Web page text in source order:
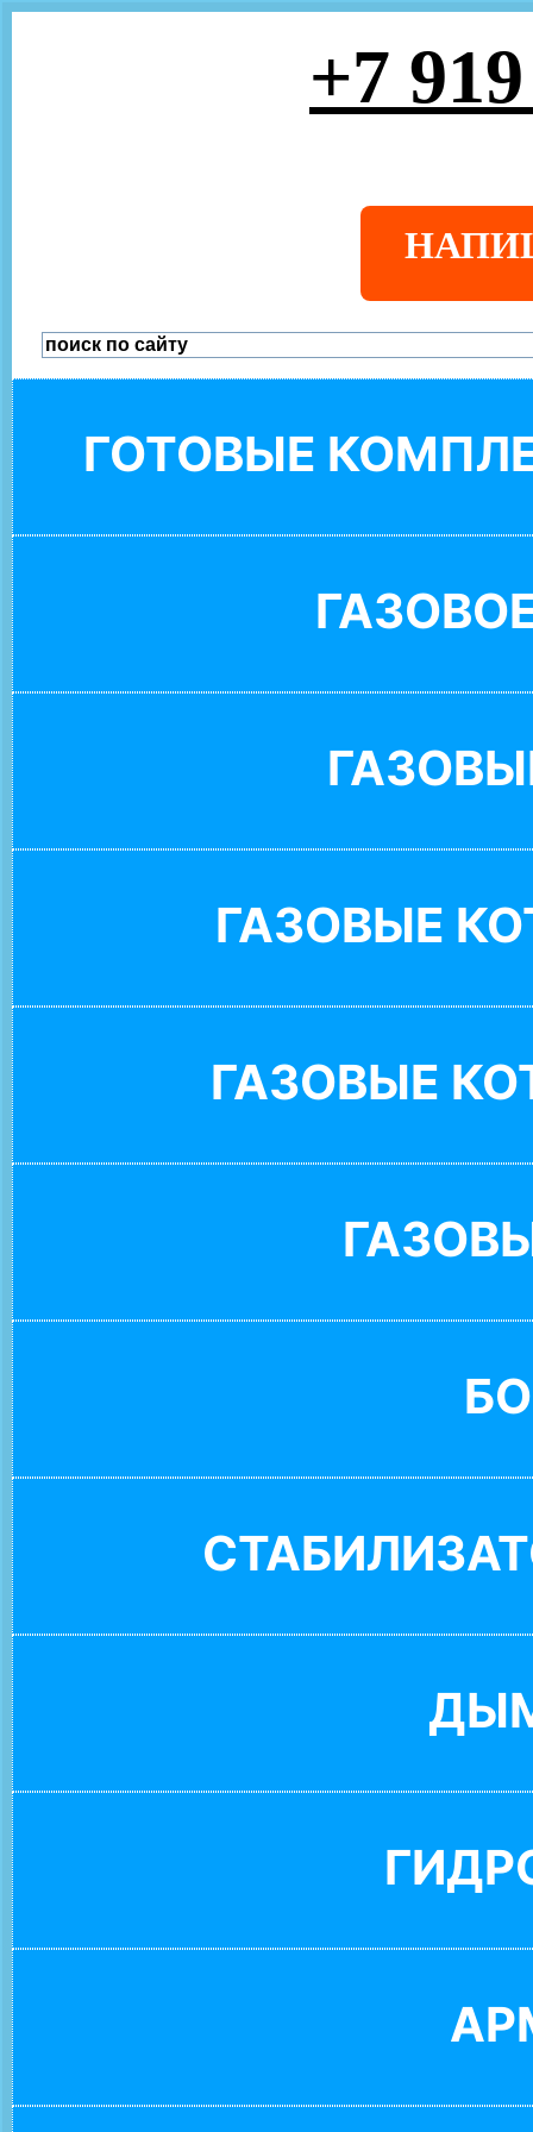
+7
ГОТОВЫЕ
ГАЗОВЫЕ
ГАЗОВЫЕ